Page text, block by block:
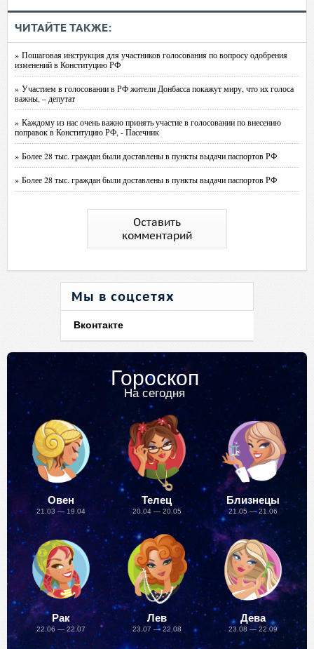
ЧИТАЙТЕ ТАКЖЕ:
» Пошаговая инструкция для участников голосования по вопросу одобрения
изменений в Конституцию РФ
» Участием в голосовании в РФ жители Донбасса покажут миру, что их голоса
важны, – депутат
» Каждому из нас очень важно принять участие в голосовании по внесению
поправок в Конституцию РФ, - Пасечник
» Более 28 тыс. граждан были доставлены в пункты выдачи паспортов РФ
» Более 28 тыс. граждан были доставлены в пункты выдачи паспортов РФ
Оставить
комментарий
Мы в соцсетях
Вконтакте
Гороскоп
На сегодня
Овен
21.03 — 19.04
Телец
20.04 — 20.05
Близнецы
21.05 — 21.06
Рак
22.06 — 22.07
Лев
23.07 — 22.08
Дева
23.08 — 22.09